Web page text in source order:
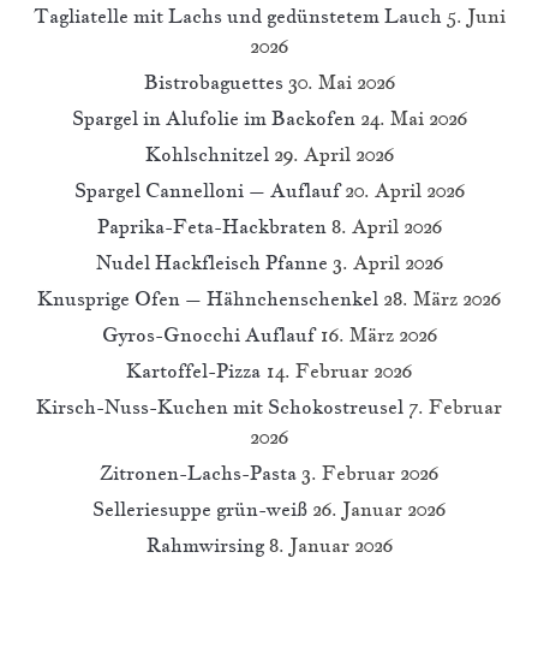
Tagliatelle mit Lachs und gedünstetem Lauch 5. Juni
2026
Bistrobaguettes 30. Mai 2026
Spargel in Alufolie im Backofen 24. Mai 2026
Kohlschnitzel 29. April 2026
Spargel Cannelloni – Auflauf 20. April 2026
Paprika-Feta-Hackbraten 8. April 2026
Nudel Hackfleisch Pfanne 3. April 2026
Knusprige Ofen – Hähnchenschenkel 28. März 2026
Gyros-Gnocchi Auflauf 16. März 2026
Kartoffel-Pizza 14. Februar 2026
Kirsch-Nuss-Kuchen mit Schokostreusel 7. Februar
2026
Zitronen-Lachs-Pasta 3. Februar 2026
Selleriesuppe grün-weiß 26. Januar 2026
Rahmwirsing 8. Januar 2026